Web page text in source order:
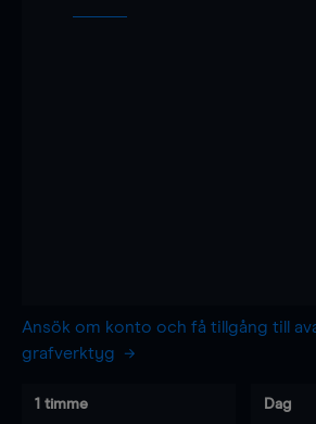
Ansök om konto och få tillgång till
grafverktyg
1 timme Dag